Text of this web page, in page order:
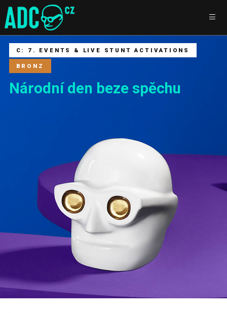
C: 7. EVENTS & LIVE STUNT ACTIVATIONS
BRONZ
Národní den beze spěchu